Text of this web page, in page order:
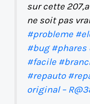
sur cette
ne soit pas
#probleme
#bug #phares
#facile
#repauto
original –